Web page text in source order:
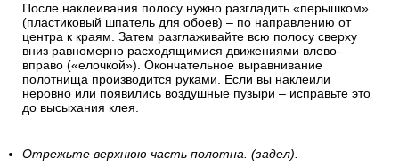
После наклеивания полосу нужно разгладить «перышком»
(пластиковый шпатель для обоев) – по направлению от
центра к краям. Затем разглаживайте всю полосу сверху
вниз равномерно расходящимися движениями влево-
вправо («елочкой»). Окончательное выравнивание
полотнища производится руками. Если вы наклеили
неровно или появились воздушные пузыри – исправьте это
до высыхания клея.
Отрежьте верхнюю часть полотна. (задел).